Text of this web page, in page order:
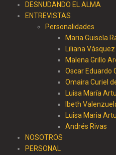
DESNUDANDO EL ALMA
ENTREVISTAS
Personalidades
Maria Guisela
Liliana
Malena Grillo
Oscar Eduardo
Omaira Curiel
Luisa María
Ibeth
Luisa Maria
Andrés Rivas
NOSOTROS
PERSONAL